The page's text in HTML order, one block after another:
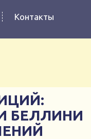
Контакты
БЕЛЛИНИ